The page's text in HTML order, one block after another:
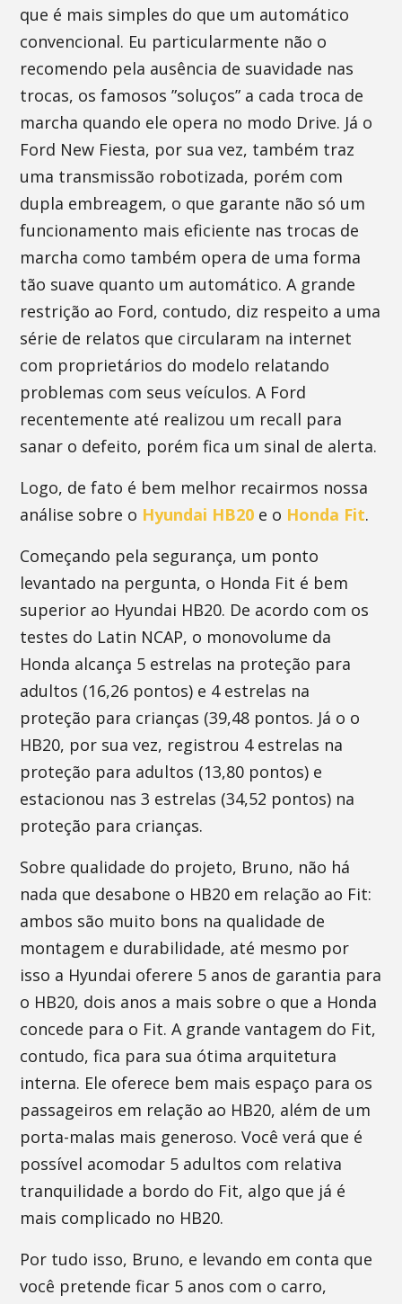
que é mais simples do que um automático
convencional. Eu particularmente não o
recomendo pela ausência de suavidade nas
trocas, os famosos ”soluços” a cada troca de
marcha quando ele opera no modo Drive. Já o
Ford New Fiesta, por sua vez, também traz
uma transmissão robotizada, porém com
dupla embreagem, o que garante não só um
funcionamento mais eficiente nas trocas de
marcha como também opera de uma forma
tão suave quanto um automático. A grande
restrição ao Ford, contudo, diz respeito a uma
série de relatos que circularam na internet
com proprietários do modelo relatando
problemas com seus veículos. A Ford
recentemente até realizou um recall para
sanar o defeito, porém fica um sinal de alerta.
Logo, de fato é bem melhor recairmos nossa
análise sobre o Hyundai HB20 e o Honda Fit.
Começando pela segurança, um ponto
levantado na pergunta, o Honda Fit é bem
superior ao Hyundai HB20. De acordo com os
testes do Latin NCAP, o monovolume da
Honda alcança 5 estrelas na proteção para
adultos (16,26 pontos) e 4 estrelas na
proteção para crianças (39,48 pontos. Já o o
HB20, por sua vez, registrou 4 estrelas na
proteção para adultos (13,80 pontos) e
estacionou nas 3 estrelas (34,52 pontos) na
proteção para crianças.
Sobre qualidade do projeto, Bruno, não há
nada que desabone o HB20 em relação ao Fit:
ambos são muito bons na qualidade de
montagem e durabilidade, até mesmo por
isso a Hyundai oferere 5 anos de garantia para
o HB20, dois anos a mais sobre o que a Honda
concede para o Fit. A grande vantagem do Fit,
contudo, fica para sua ótima arquitetura
interna. Ele oferece bem mais espaço para os
passageiros em relação ao HB20, além de um
porta-malas mais generoso. Você verá que é
possível acomodar 5 adultos com relativa
tranquilidade a bordo do Fit, algo que já é
mais complicado no HB20.
Por tudo isso, Bruno, e levando em conta que
você pretende ficar 5 anos com o carro,